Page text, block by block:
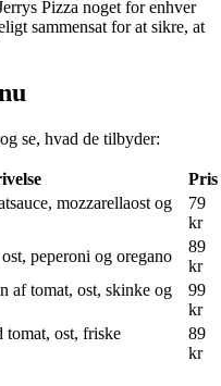
Pizza noget for enhver
sammensat for at sikre, at
se, hvad de tilbyder:
Pris
mozzarellaost og
79
kr
peperoni og oregano
89
kr
af tomat, ost, skinke og
99
kr
tomat, ost, friske
89
kr